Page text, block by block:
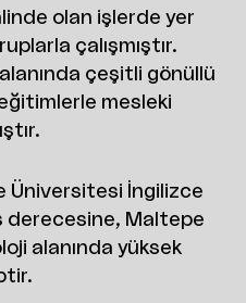
olan işlerde yer
çalışmıştır.
çeşitli gönüllü
mesleki
Üniversitesi İngilizce
derecesine, Maltepe
alanında yüksek